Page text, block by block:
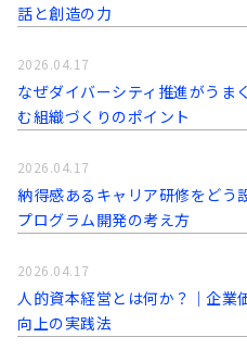
話と創造の力
なぜダイバーシティ推進がうま
む組織づくりのポイント
2026.04.17
納得感あるキャリア研修をどう
プログラム開発の考え方
2026.04.17
人的資本経営とは何か？｜企業
向上の実践法
2026.04.17